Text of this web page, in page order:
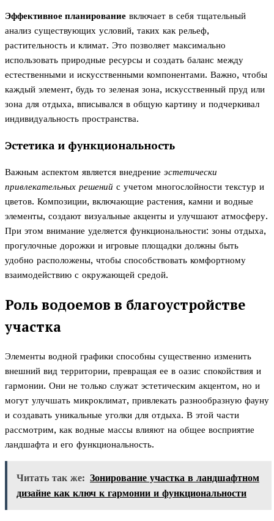
Эффективное планирование включает в себя тщательный
анализ существующих условий, таких как рельеф,
растительность и климат. Это позволяет максимально
использовать природные ресурсы и создать баланс между
естественными и искусственными компонентами. Важно, чтобы
каждый элемент, будь то зеленая зона, искусственный пруд или
зона для отдыха, вписывался в общую картину и подчеркивал
индивидуальность пространства.
Эстетика и функциональность
Важным аспектом является внедрение эстетически
привлекательных решений с учетом многослойности текстур и
цветов. Композиции, включающие растения, камни и водные
элементы, создают визуальные акценты и улучшают атмосферу.
При этом внимание уделяется функциональности: зоны отдыха,
прогулочные дорожки и игровые площадки должны быть
удобно расположены, чтобы способствовать комфортному
взаимодействию с окружающей средой.
Роль водоемов в благоустройстве
участка
Элементы водной графики способны существенно изменить
внешний вид территории, превращая ее в оазис спокойствия и
гармонии. Они не только служат эстетическим акцентом, но и
могут улучшать микроклимат, привлекать разнообразную фауну
и создавать уникальные уголки для отдыха. В этой части
рассмотрим, как водные массы влияют на общее восприятие
ландшафта и его функциональность.
Читать так же: Зонирование участка в ландшафтном
дизайне как ключ к гармонии и функциональности